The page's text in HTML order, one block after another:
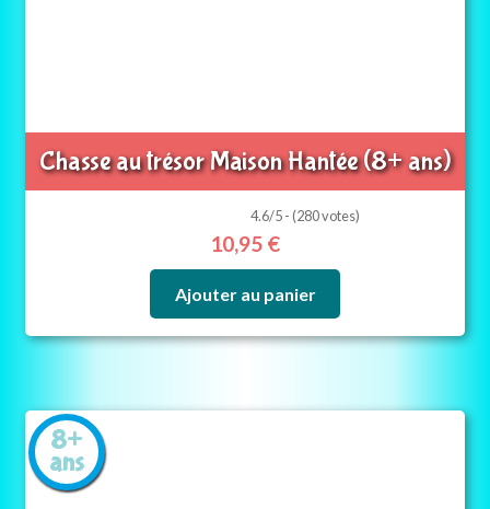
Chasse au trésor Maison Hantée (8+ ans)
4.6/5 - (280 votes)
10,95 €
Ajouter au panier
8+
ans